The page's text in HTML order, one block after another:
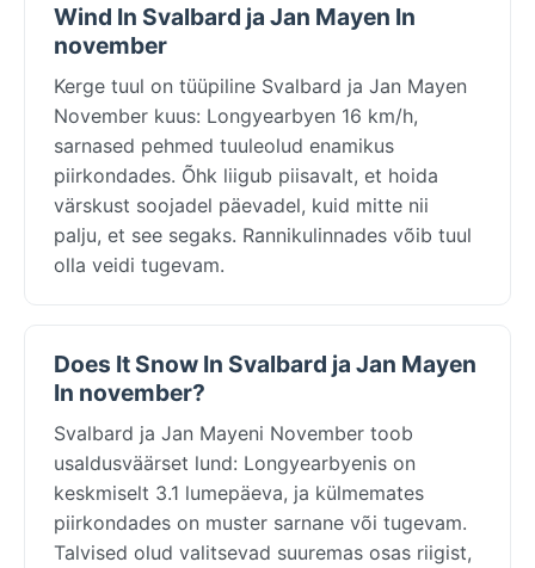
Wind In Svalbard ja Jan Mayen In
november
Kerge tuul on tüüpiline Svalbard ja Jan Mayen
November kuus: Longyearbyen 16 km/h,
sarnased pehmed tuuleolud enamikus
piirkondades. Õhk liigub piisavalt, et hoida
värskust soojadel päevadel, kuid mitte nii
palju, et see segaks. Rannikulinnades võib tuul
olla veidi tugevam.
Does It Snow In Svalbard ja Jan Mayen
In november?
Svalbard ja Jan Mayeni November toob
usaldusväärset lund: Longyearbyenis on
keskmiselt 3.1 lumepäeva, ja külmemates
piirkondades on muster sarnane või tugevam.
Talvised olud valitsevad suuremas osas riigist,